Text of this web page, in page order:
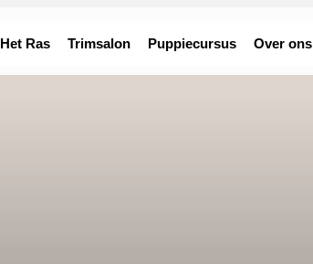
Het Ras Trimsalon Puppiecursus Over ons